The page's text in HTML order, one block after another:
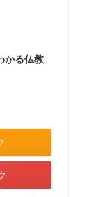
かる仏教